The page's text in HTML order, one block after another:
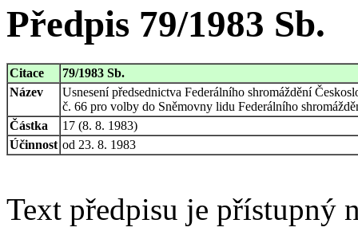
Předpis 79/1983 Sb.
Citace
79/1983 Sb.
Název
Usnesení předsednictva Federálního shromáždění
č. 66 pro volby do Sněmovny lidu Federálního
Částka
17 (8. 8. 1983)
Účinnost od 23. 8. 1983
Text předpisu je přístupný